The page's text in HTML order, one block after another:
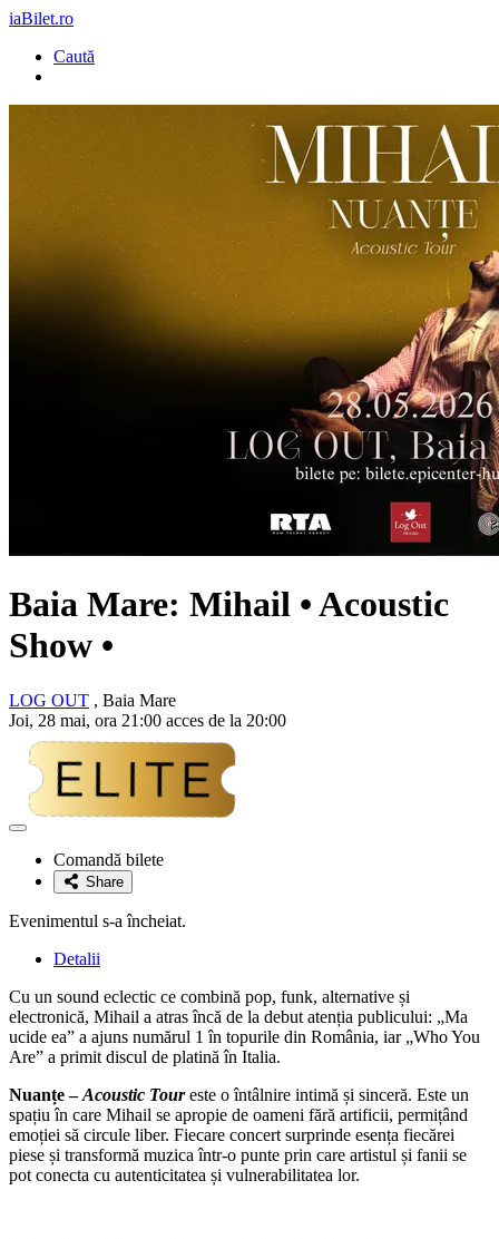
iaBilet.ro
Caută
Baia Mare: Mihail • Acoustic
Show •
LOG OUT , Baia Mare
Joi, 28 mai, ora 21:00 acces de la 20:00
Adaugă
favoriteComandă bilete
Share
Evenimentul s-a încheiat.
Detalii
Cu un sound eclectic ce combină pop, funk, alternative și
electronică, Mihail a atras încă de la debut atenția publicului: „Ma
ucide ea” a ajuns numărul 1 în topurile din România, iar „Who You
Are” a primit discul de platină în Italia.
Nuanțe –Acoustic Toureste o întâlnire intimă și sinceră. Este un
spațiu în care Mihail se apropie de oameni fără artificii, permițând
emoției să circule liber. Fiecare concert surprinde esența fiecărei
piese și transformă muzica într-o punte prin care artistul și fanii se
pot conecta cu autenticitatea și vulnerabilitatea lor.